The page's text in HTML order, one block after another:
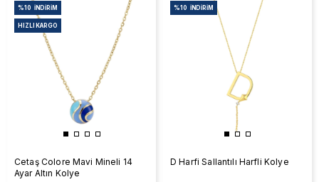
Cetaş Colore Mavi Mineli 14
Ayar Altın Kolye
%10 İNDIRIM
HIZLI KARGO
D Harfi Sallantılı Harfli Kolye
%10 İNDIRIM